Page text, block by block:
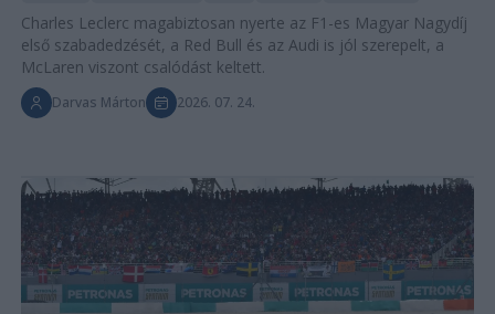
Charles Leclerc magabiztosan nyerte az F1-es Magyar Nagydíj
első szabadedzését, a Red Bull és az Audi is jól szerepelt, a
McLaren viszont csalódást keltett.
Darvas Márton 2026. 07. 24.